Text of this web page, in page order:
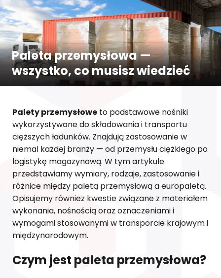
Paleta przemysłowa —
wszystko, co musisz wiedzieć
Palety przemysłowe to podstawowe nośniki
wykorzystywane do składowania i transportu
cięższych ładunków. Znajdują zastosowanie w
niemal każdej branży — od przemysłu ciężkiego po
logistykę magazynową. W tym artykule
przedstawiamy wymiary, rodzaje, zastosowanie i
różnice między paletą przemysłową a europaletą.
Opisujemy również kwestie związane z materiałem
wykonania, nośnością oraz oznaczeniami i
wymogami stosowanymi w transporcie krajowym i
międzynarodowym.
Czym jest paleta przemysłowa?